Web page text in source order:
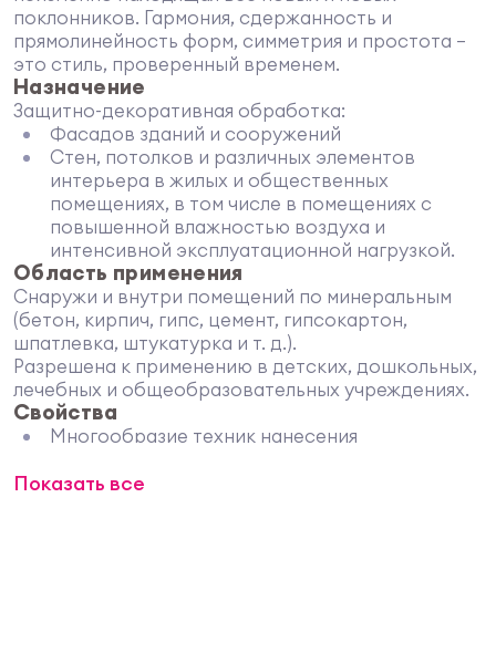
поклонников. Гармония, сдержанность и
прямолинейность форм, симметрия и простота –
это стиль, проверенный временем.
Назначение
Защитно-декоративная обработка:
Фасадов зданий и сооружений
Стен, потолков и различных элементов
интерьера в жилых и общественных
помещениях, в том числе в помещениях с
повышенной влажностью воздуха и
интенсивной эксплуатационной нагрузкой.
Область применения
Снаружи и внутри помещений по минеральным
(бетон, кирпич, гипс, цемент, гипсокартон,
шпатлевка, штукатурка и т. д.).
Разрешена к применению в детских, дошкольных,
лечебных и общеобразовательных учреждениях.
Свойства
Многообразие техник нанесения
сезонные колебания температур от -40° до
Показать все